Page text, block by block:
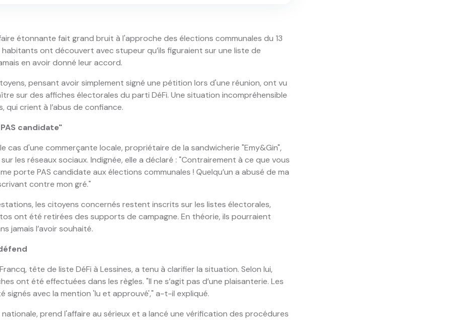
étonnante fait grand bruit à l'approche des élections communales du 13
ont découvert avec stupeur qu’ils figuraient sur une liste de
en avoir donné leur accord.
pensant avoir simplement signé une pétition lors d'une réunion, ont vu
sur des affiches électorales du parti DéFi. Une situation incompréhensible
qui crient à l’abus de confiance.
candidate"
cas d'une commerçante locale, propriétaire de la sandwicherie "Emy&Gin",
les réseaux sociaux. Indignée, elle a déclaré : "Contrairement à ce que vous
porte PAS candidate aux élections communales ! Quelqu’un a abusé de ma
contre mon gré."
les citoyens concernés restent inscrits sur les listes électorales,
ont été retirées des supports de campagne. En théorie, ils pourraient
jamais l’avoir souhaité.
tête de liste DéFi à Lessines, a tenu à clarifier la situation. Selon lui,
ont été effectuées dans les règles. "Il ne s’agit pas d’une plaisanterie. Les
signés avec la mention 'lu et approuvé'," a-t-il expliqué.
nationale, prend l'affaire au sérieux et a lancé une vérification des procédures